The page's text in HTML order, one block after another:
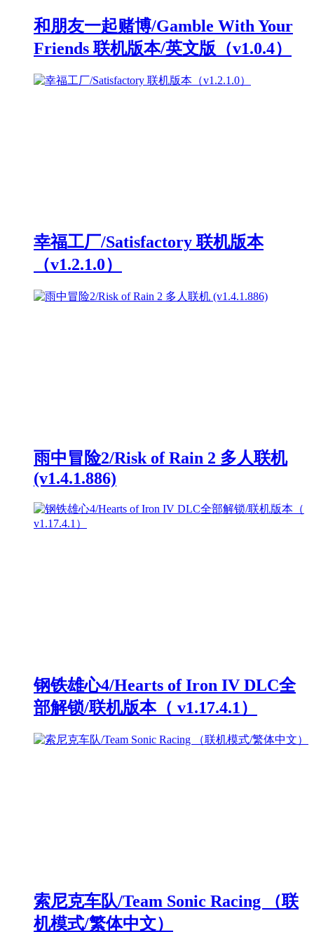
和朋友一起赌博/Gamble With Your
Friends 联机版本/英文版（v1.0.4）
幸福工厂/Satisfactory 联机版本
（v1.2.1.0）
雨中冒险2/Risk of Rain 2 多人联机
(v1.4.1.886)
钢铁雄心4/Hearts of Iron IV DLC全
部解锁/联机版本（ v1.17.4.1）
索尼克车队/Team Sonic Racing （联
机模式/繁体中文）